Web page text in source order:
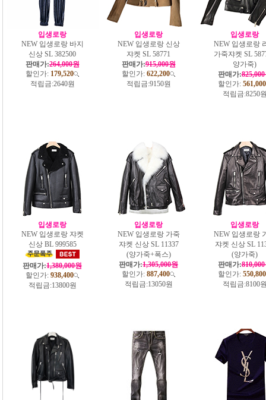
입생로랑
NEW 입생로랑 바지
신상 SL 382500
판매가:264,000원
할인가: 179,520
적립금:2640원
입생로랑
NEW 입생로랑 신상
쟈켓 SL 58771
판매가:915,000원
할인가: 622,200
적립금:9150원
입생로랑
NEW 입생로랑
가죽쟈켓 SL
양가죽)
판매가:
할인가: 561,000
적립금:8250
입생로랑
NEW 입생로랑 쟈켓
신상 BL 999585
판매가:1,380,000원
할인가: 938,400
적립금:13800원
입생로랑
NEW 입생로랑 가죽
쟈켓 신상 SL 11337
(양가죽+폭스)
판매가:1,305,000원
할인가: 887,400
적립금:13050원
입생로랑
NEW 입생로랑
쟈켓 신상 SL
(양가죽)
판매가:
할인가: 550,800
적립금:8100